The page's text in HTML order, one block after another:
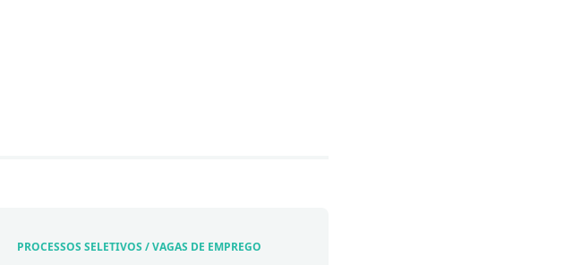
PROCESSOS SELETIVOS / VAGAS DE EMPREGO